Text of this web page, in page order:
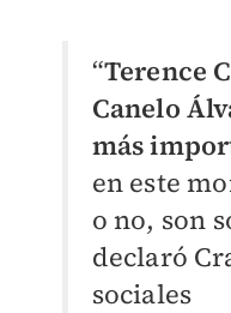
“Terence
Canelo
más
en este
o no, son
declaró
sociales